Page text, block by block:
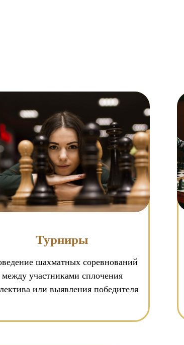
Турниры
шахматных соревнований
между участниками сплочения
или выявления победителя